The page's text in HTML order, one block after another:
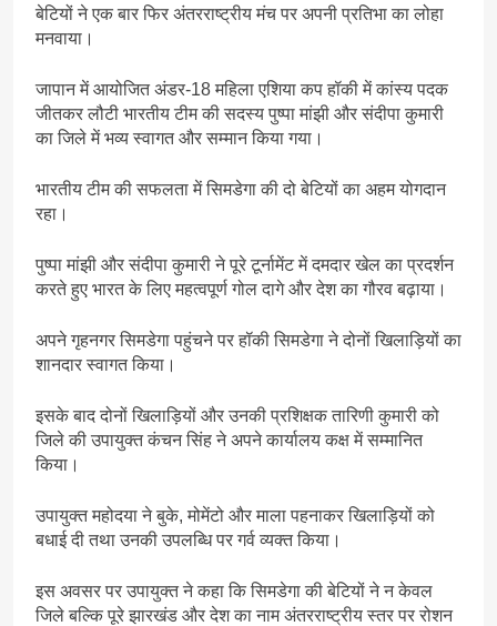
बेटियों ने एक बार फिर अंतरराष्ट्रीय मंच पर अपनी प्रतिभा का लोहा
मनवाया।
जापान में आयोजित अंडर-18 महिला एशिया कप हॉकी में कांस्य पदक
जीतकर लौटी भारतीय टीम की सदस्य पुष्पा मांझी और संदीपा कुमारी
का जिले में भव्य स्वागत और सम्मान किया गया।
भारतीय टीम की सफलता में सिमडेगा की दो बेटियों का अहम योगदान
रहा।
पुष्पा मांझी और संदीपा कुमारी ने पूरे टूर्नामेंट में दमदार खेल का प्रदर्शन
करते हुए भारत के लिए महत्वपूर्ण गोल दागे और देश का गौरव बढ़ाया।
अपने गृहनगर सिमडेगा पहुंचने पर हॉकी सिमडेगा ने दोनों खिलाड़ियों का
शानदार स्वागत किया।
इसके बाद दोनों खिलाड़ियों और उनकी प्रशिक्षक तारिणी कुमारी को
जिले की उपायुक्त कंचन सिंह ने अपने कार्यालय कक्ष में सम्मानित
किया।
उपायुक्त महोदया ने बुके, मोमेंटो और माला पहनाकर खिलाड़ियों को
बधाई दी तथा उनकी उपलब्धि पर गर्व व्यक्त किया।
इस अवसर पर उपायुक्त ने कहा कि सिमडेगा की बेटियों ने न केवल
जिले बल्कि पूरे झारखंड और देश का नाम अंतरराष्ट्रीय स्तर पर रोशन